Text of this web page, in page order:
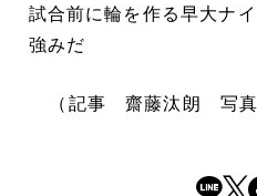
試合前に輪を作る早大ナ
強みだ
（記事 齋藤汰朗 写